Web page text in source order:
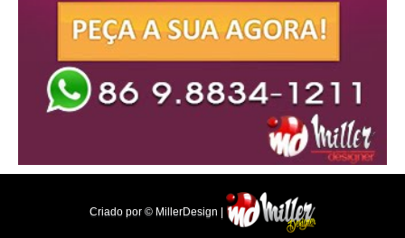
Criado por © MillerDesign |